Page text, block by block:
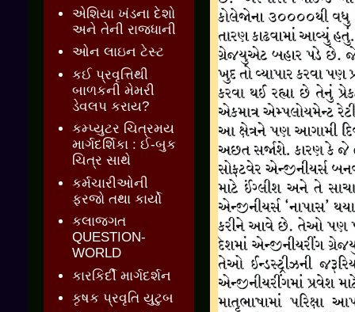
એશિયા ખંડના દેશો
અને તેની રાજધાની
ઓન લાઇન ટેસ્ટ
કઈ પ્રવૃત્તિથી
બાળકની મેમરી
ડેવલપ કરાય?
કમ્પ્યુટર ચિત્રમય
માર્ગદર્શિકા : ઈ-બુક
ચિત્ર સાથે
કર્મચારીઓની
ફરજો તથા કાર્યો
કલાજગત
QUESTION-
WORLD
કારકિર્દી માર્ગદર્શન
કૃષક પ્રવૃતિ યુટુબ